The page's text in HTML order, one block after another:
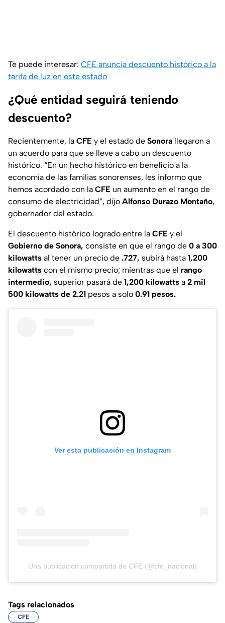
Te puede interesar: CFE anuncia descuento histórico a la
tarifa de luz en este estado
¿Qué entidad seguirá teniendo
descuento?
Recientemente, la CFE y el estado de Sonora llegaron a
un acuerdo para que se lleve a cabo un descuento
histórico. “En un hecho histórico en beneficio a la
economía de las familias sonorenses, les informo que
hemos acordado con la CFE un aumento en el rango de
consumo de electricidad”, dijo Alfonso Durazo Montaño,
gobernador del estado.
El descuento histórico logrado entre la CFE y el
Gobierno de Sonora, consiste en que el rango de 0 a 300
kilowatts al tener un precio de .727, subirá hasta 1,200
kilowatts con el mismo precio; mientras que el rango
intermedio, superior pasará de 1,200 kilowatts a 2 mil
500 kilowatts de 2.21 pesos a solo 0.91 pesos.
Ver esta publicación en Instagram
Una publicación compartida de CFE (@cfe_nacional)
Tags relacionados
CFE